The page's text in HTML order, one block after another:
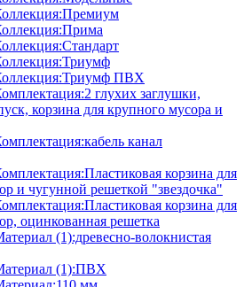
ПВХ
глухих заглушки,
корзина для крупного мусора и
канал
корзина для
и чугунной решеткой "звездочка"
корзина для
оцинкованная решетка
(1):древесно-волокнистая
(1):ПВХ